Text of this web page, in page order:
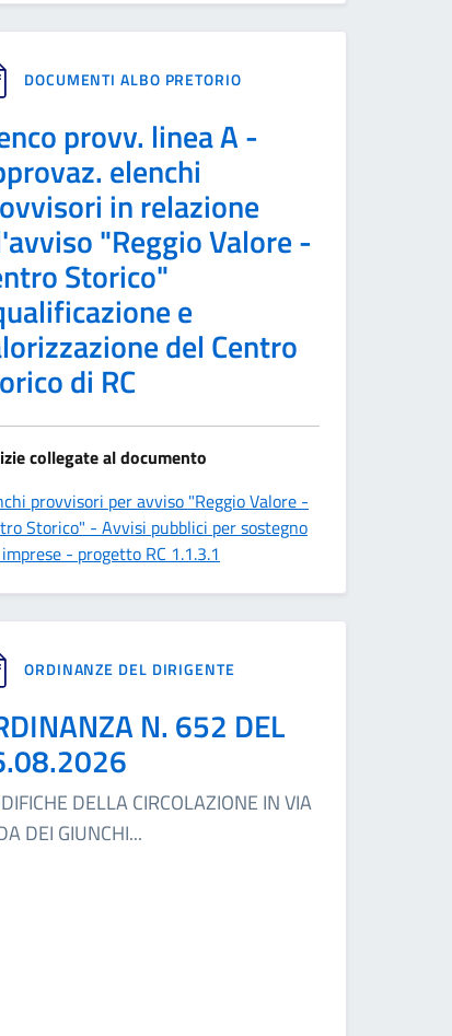
DOCUMENTI ALBO PRETORIO
provv. linea A -
elenchi
in relazione
"Reggio Valore -
Storico"
e
del Centro
di RC
collegate al documento
provvisori per avviso "Reggio Valore -
Storico" - Avvisi pubblici per sostegno
- progetto RC 1.1.3.1
ORDINANZE DEL DIRIGENTE
N. 652 DEL
DELLA CIRCOLAZIONE IN VIA
DEI GIUNCHI...